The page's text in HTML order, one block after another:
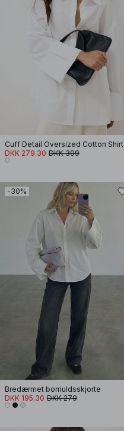
Cuff Detail Oversized Cotton Shirt
DKK 279.30 DKK 399
-30%
Bredærmet bomuldsskjorte
DKK 195.30 DKK 279